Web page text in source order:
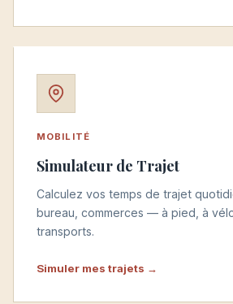
MOBILITÉ
Simulateur de Trajet
Calculez vos temps de trajet
bureau, commerces — à pied, à
transports.
Simuler mes trajets →